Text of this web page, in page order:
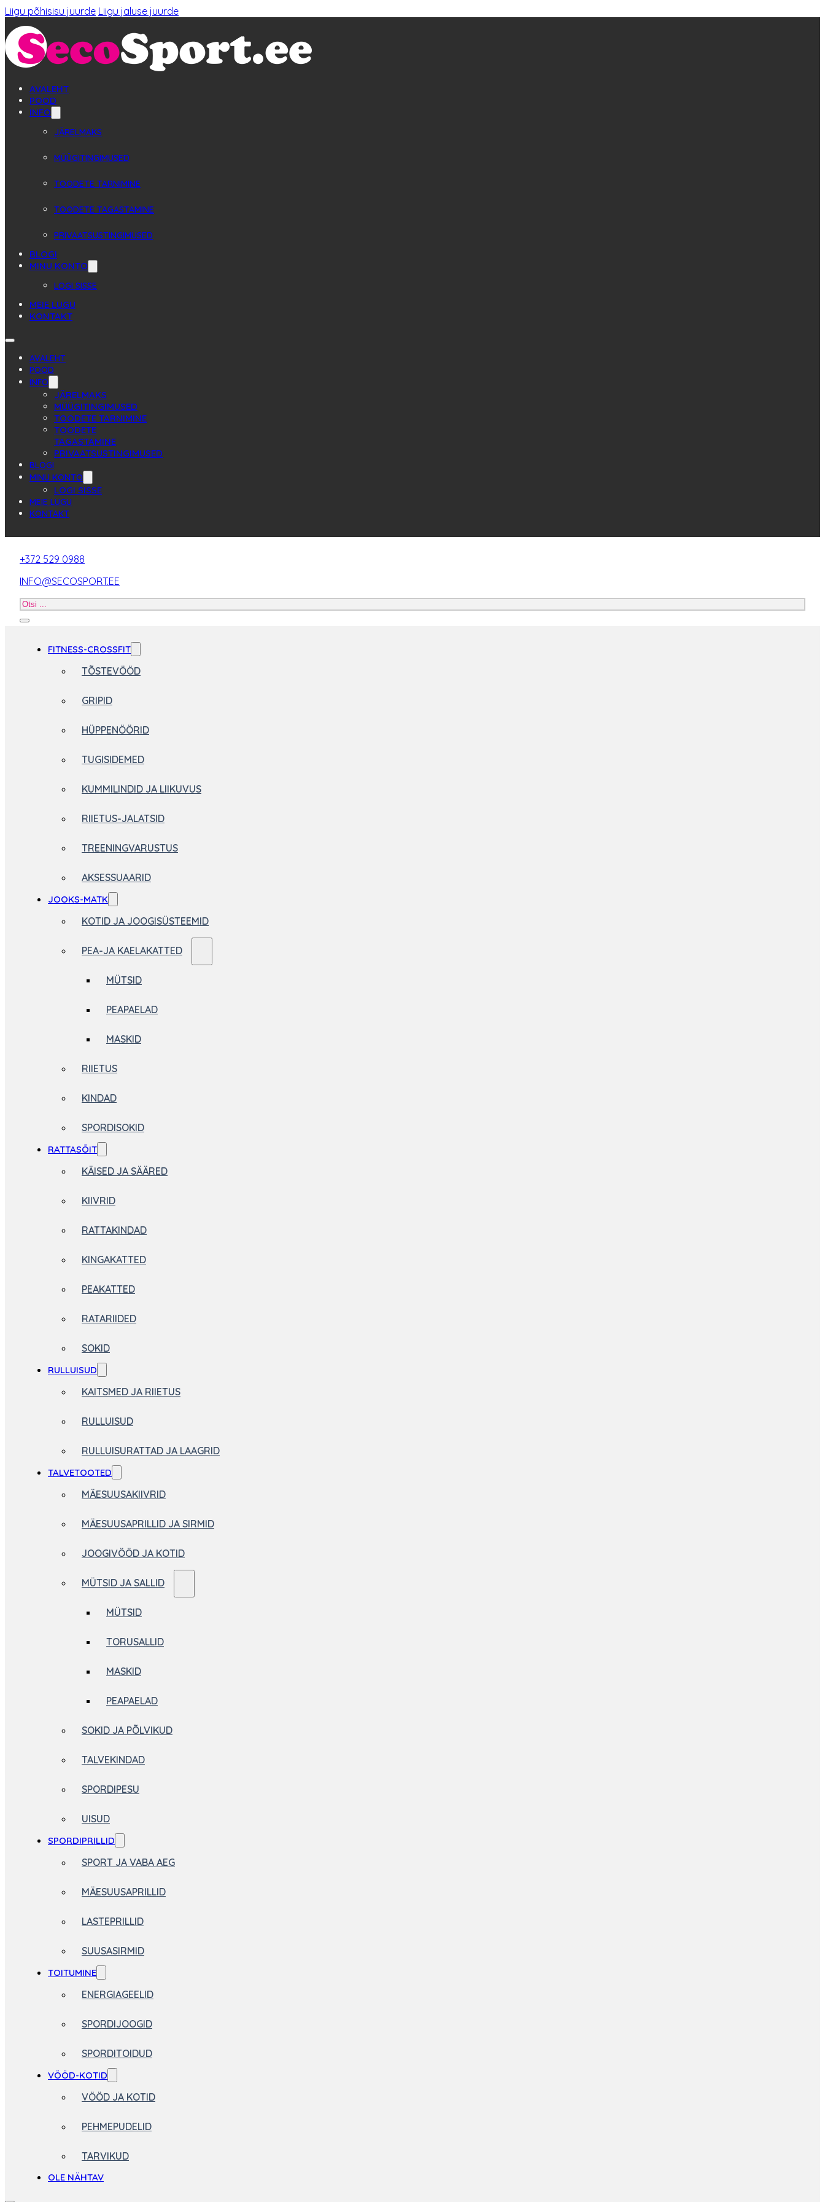
Liigu põhisisu juurde Liigu jaluse juurde
AVALEHT
POOD
INFO
JÄRELMAKS
MÜÜGITINGIMUSED
TOODETE TARNIMINE
TOODETE TAGASTAMINE
PRIVAATSUSTINGIMUSED
BLOGI
MINU KONTO
LOGI SISSE
MEIE LUGU
KONTAKT
AVALEHT
POOD
INFO
JÄRELMAKS
MÜÜGITINGIMUSED
TOODETE TARNIMINE
TOODETE
TAGASTAMINE
PRIVAATSUSTINGIMUSED
BLOGI
MINU KONTO
LOGI SISSE
MEIE LUGU
KONTAKT
+372 529 0988
INFO@SECOSPORT.EE
Otsi
FITNESS-CROSSFIT
TÕSTEVÖÖD
GRIPID
HÜPPENÖÖRID
TUGISIDEMED
KUMMILINDID JA LIIKUVUS
RIIETUS-JALATSID
TREENINGVARUSTUS
AKSESSUAARID
JOOKS-MATK
KOTID JA JOOGISÜSTEEMID
PEA-JA KAELAKATTED
MÜTSID
PEAPAELAD
MASKID
RIIETUS
KINDAD
SPORDISOKID
RATTASÕIT
KÄISED JA SÄÄRED
KIIVRID
RATTAKINDAD
KINGAKATTED
PEAKATTED
RATARIIDED
SOKID
RULLUISUD
KAITSMED JA RIIETUS
RULLUISUD
RULLUISURATTAD JA LAAGRID
TALVETOOTED
MÄESUUSAKIIVRID
MÄESUUSAPRILLID JA SIRMID
JOOGIVÖÖD JA KOTID
MÜTSID JA SALLID
MÜTSID
TORUSALLID
MASKID
PEAPAELAD
SOKID JA PÕLVIKUD
TALVEKINDAD
SPORDIPESU
UISUD
SPORDIPRILLID
SPORT JA VABA AEG
MÄESUUSAPRILLID
LASTEPRILLID
SUUSASIRMID
TOITUMINE
ENERGIAGEELID
SPORDIJOOGID
SPORDITOIDUD
VÖÖD-KOTID
VÖÖD JA KOTID
PEHMEPUDELID
TARVIKUD
OLE NÄHTAV